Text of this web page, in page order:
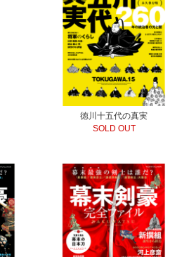
徳川十五代の真実
SOLD OUT